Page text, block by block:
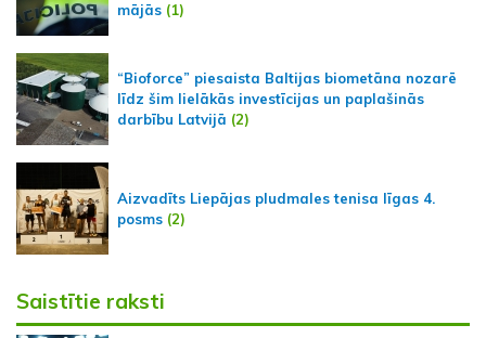
mājās (1)
“Bioforce” piesaista Baltijas biometāna nozarē
līdz šim lielākās investīcijas un paplašinās
darbību Latvijā (2)
Aizvadīts Liepājas pludmales tenisa līgas 4.
posms (2)
Saistītie raksti